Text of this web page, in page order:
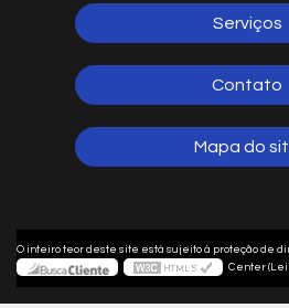
Serviços
Contato
Mapa do
O inteiro teor deste site está sujeito à proteção de
Center